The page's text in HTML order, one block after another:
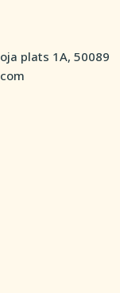
plats 1A, 50089